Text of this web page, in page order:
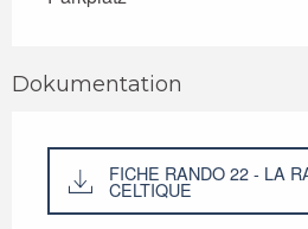
Dokumentation
FICHE RANDO 22 - LA
CELTIQUE